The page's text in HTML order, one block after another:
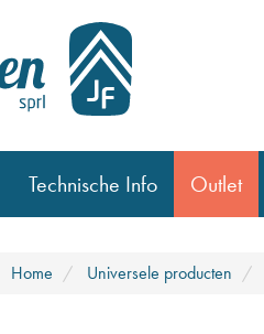
Technische Info Outlet
Home Universele producten